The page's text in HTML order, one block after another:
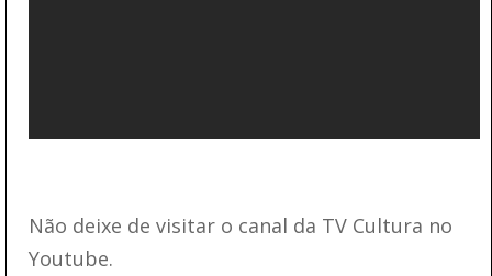
Não deixe de visitar o canal da TV Cultura no
Youtube.